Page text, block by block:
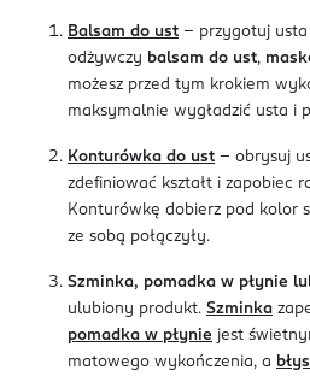
Balsam do ust - przygotuj usta
odżywczy balsam do ust,
możesz przed tym krokiem
maksymalnie wygładzić usta i
Konturówka do ust - obrysuj
zdefiniować kształt i zapobiec
Konturówkę dobierz pod kolor
ze sobą połączyły.
Szminka, pomadka w płynie
ulubiony produkt. Szminka
pomadka w płynie jest
matowego wykończenia, a